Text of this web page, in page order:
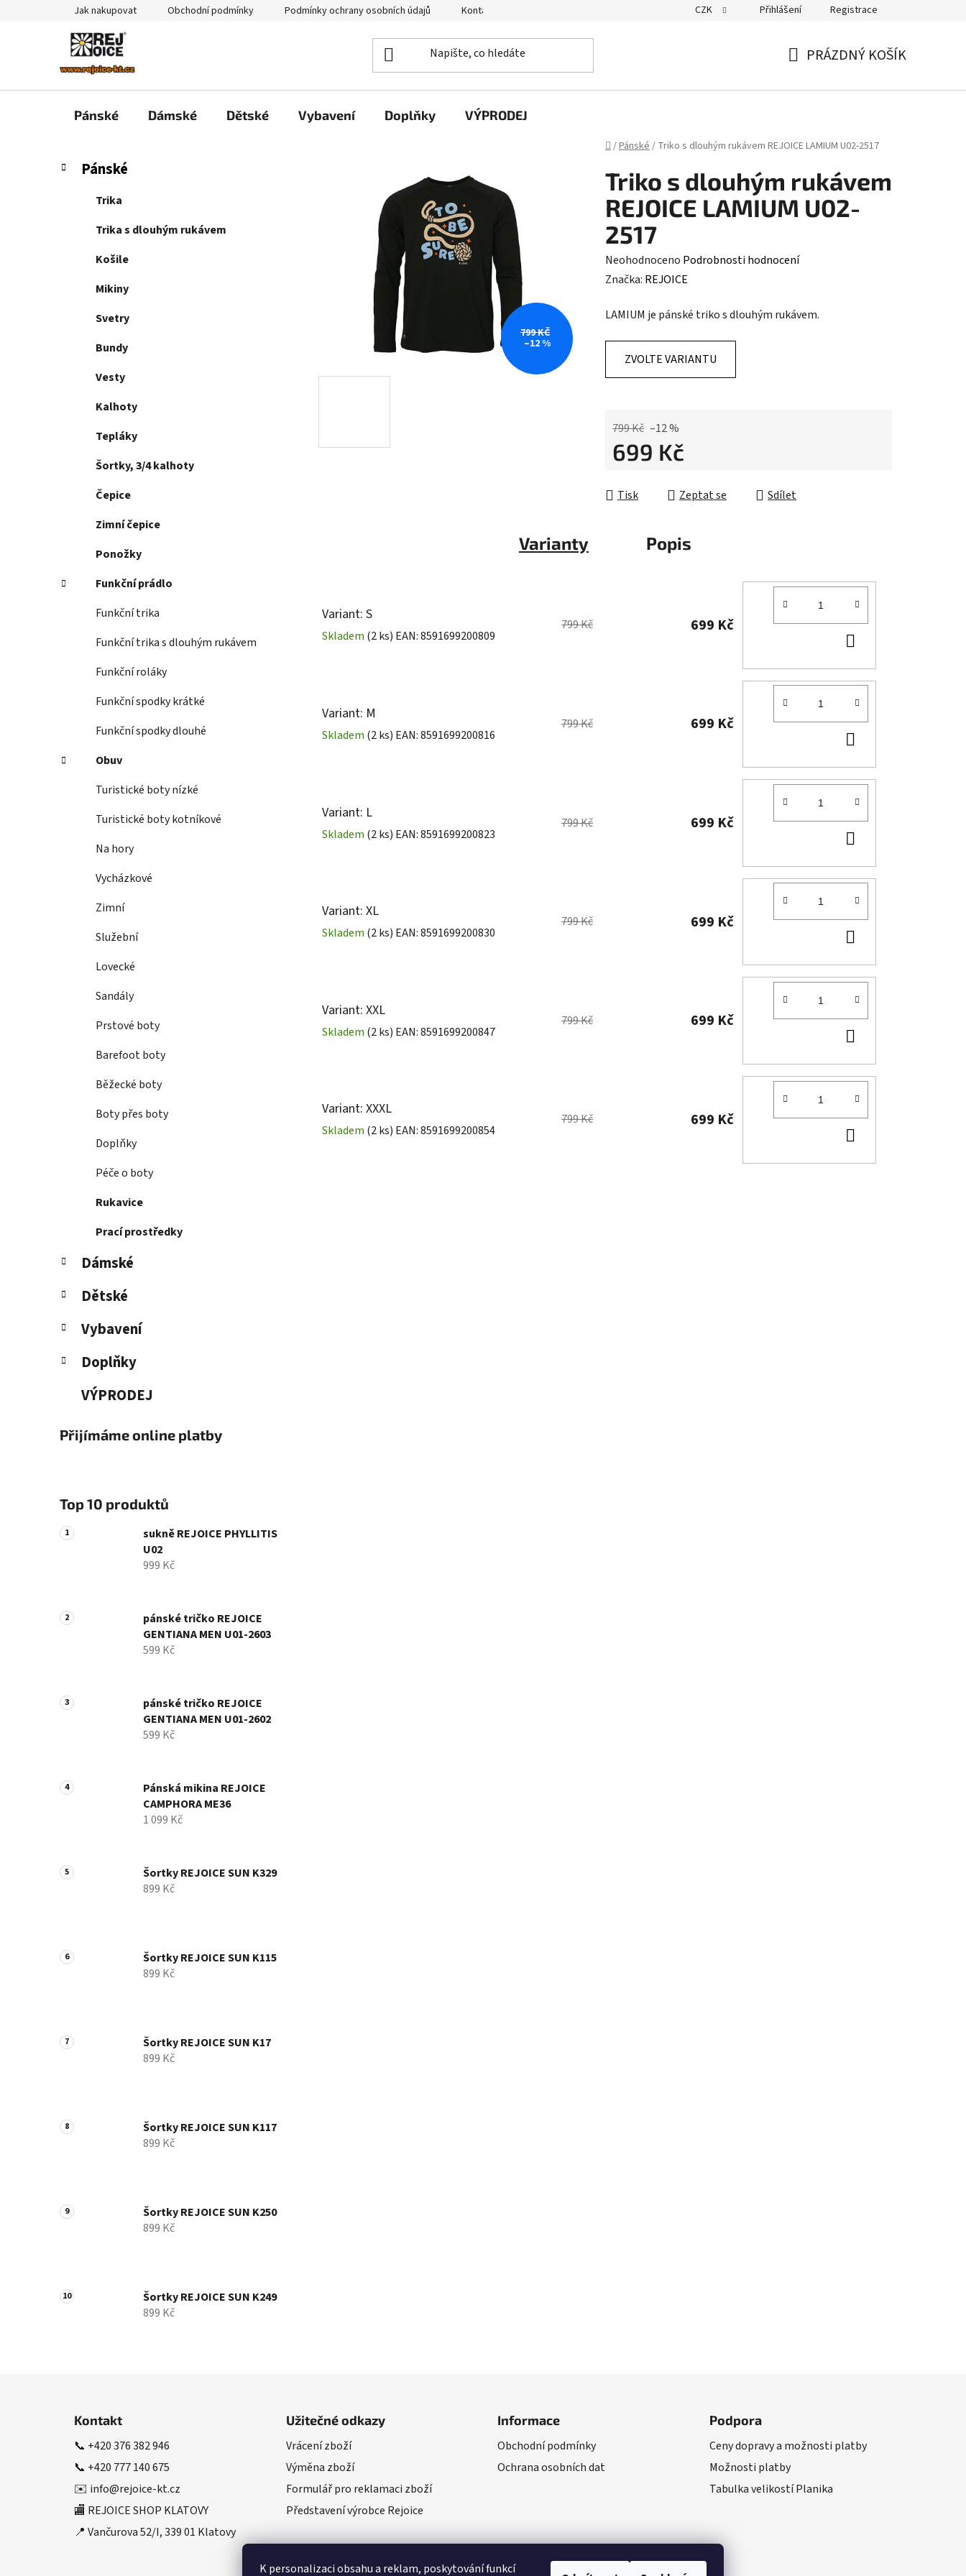
K personalizaci obsahu a reklam, poskytování funkcí
Jak nakupovat Obchodní podmínky Podmínky ochrany osobních údajů Kontakty CZK Přihlášení Registrace
PRÁZDNÝ KOŠÍK
Pánské Dámské Dětské Vybavení Doplňky VÝPRODEJ
Domů
/Pánské/ Triko s dlouhým rukávem REJOICE LAMIUM U02-2517
P
Přeskočit
kategorie
K
a
Pánské
Trika
Trika s dlouhým rukávem
Košile
Mikiny
Svetry
Bundy
Vesty
Kalhoty
Tepláky
Šortky, 3/4 kalhoty
Čepice
Zimní čepice
Ponožky
Funkční prádlo
Funkční trika
Funkční trika s dlouhým rukávem
Funkční roláky
Funkční spodky krátké
Funkční spodky dlouhé
Obuv
Turistické boty nízké
Turistické boty kotníkové
Na hory
Vycházkové
Zimní
Služební
Lovecké
Sandály
Prstové boty
Barefoot boty
Běžecké boty
Boty přes boty
Doplňky
Péče o boty
Rukavice
Prací prostředky
Dámské
Dětské
Vybavení
Doplňky
VÝPRODEJ
Přijímáme online platby
Top 10 produktů
sukně REJOICE PHYLLITIS
U02
999 Kč
pánské tričko REJOICE
GENTIANA MEN U01-2603
599 Kč
pánské tričko REJOICE
GENTIANA MEN U01-2602
599 Kč
Pánská mikina REJOICE
CAMPHORA ME36
1 099 Kč
Šortky REJOICE SUN K329
899 Kč
Šortky REJOICE SUN K115
899 Kč
Šortky REJOICE SUN K17
899 Kč
Šortky REJOICE SUN K117
899 Kč
Šortky REJOICE SUN K250
899 Kč
Šortky REJOICE SUN K249
899 Kč
Triko s dlouhým rukávem
REJOICE LAMIUM U02-
2517
Průměrné
hodnocení
je
0,0
5
Neohodnoceno Podrobnosti hodnocení
Značka: REJOICE
LAMIUM je pánské triko s dlouhým rukávem.
ZVOLTE VARIANTU
799 Kč –12 %
699 Kč
Tisk
Zeptat se Sdílet
799 KČ
–12 %
Varianty Popis
Variant: S
Skladem (2 ks) EAN:8591699200809
799 Kč 699 Kč
KOŠÍKU
Variant: M
Skladem (2 ks) EAN:8591699200816
799 Kč 699 Kč
KOŠÍKU
Variant: L
Skladem (2 ks) EAN:8591699200823
799 Kč 699 Kč
KOŠÍKU
Variant: XL
Skladem (2 ks) EAN:8591699200830
799 Kč 699 Kč
KOŠÍKU
Variant: XXL
Skladem (2 ks) EAN:8591699200847
799 Kč 699 Kč
KOŠÍKU
Variant: XXXL
Skladem (2 ks) EAN:8591699200854
799 Kč 699 Kč
KOŠÍKU
Kontakt
📞 +420 376 382 946
📞 +420 777 140 675
✉️ info@rejoice-kt.cz
🏬 REJOICE SHOP KLATOVY
📍 Vančurova 52/I, 339 01 Klatovy
Užitečné odkazy
Vrácení zboží
Výměna zboží
Formulář pro reklamaci zboží
Představení výrobce Rejoice
Informace
Obchodní podmínky
Ochrana osobních dat
Podpora
Ceny dopravy a možnosti platby
Možnosti platby
Tabulka velikostí Planika